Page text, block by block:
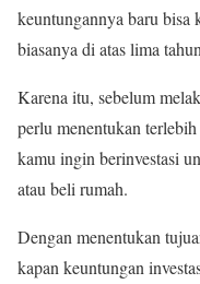
keuntungannya baru bisa
biasanya di atas lima
Karena itu, sebelum
perlu menentukan
kamu ingin berinvestasi
atau beli rumah.
Dengan menentukan
kapan keuntungan